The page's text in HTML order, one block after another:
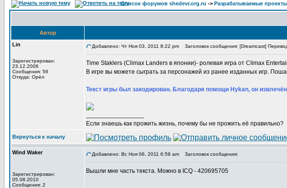
Список форумов shedevr.org.ru -> Разрабатываемые проекты
Автор
Lin
Зарегистрирован:
23.12.2006
Сообщения: 56
Откуда: Орёл
Добавлено: Чт Ноя 03, 2011 8:22 pm Заголовок сообщения: [Dreamcast]
Time Staklers (Climax Landers в японии)- ролевая игра от Climax
В игре вы можете сыграть за персонажей из ранее изданных игр.
Текст игры был закодирован. Благодаря помощи Hykan, он
Если знаешь как прожить жизнь, почему бы не прожить её правильно?
Вернуться к началу
Wind Waker
Зарегистрирован:
05.08.2010
Сообщения: 2
Добавлено: Вс Ноя 06, 2011 6:59 am Заголовок сообщения:
Вышли мне часть текста. Можно в ICQ - 420695705